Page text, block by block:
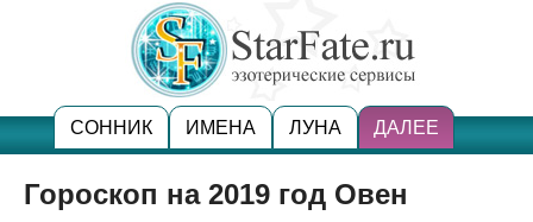
СОННИК ИМЕНА ЛУНА ДАЛЕЕ
Гороскоп на 2019 год Овен